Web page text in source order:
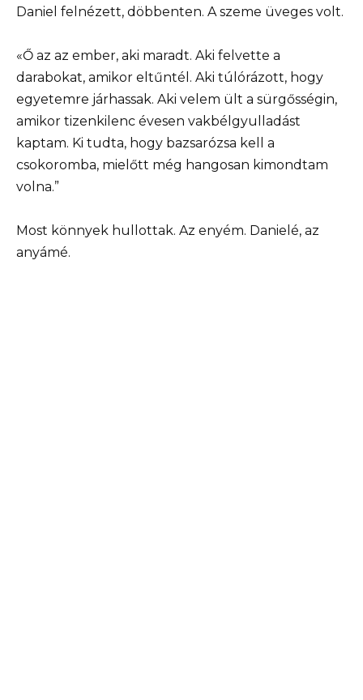
Daniel felnézett, döbbenten. A szeme üveges volt.
«Ő az az ember, aki maradt. Aki felvette a
darabokat, amikor eltűntél. Aki túlórázott, hogy
egyetemre járhassak. Aki velem ült a sürgősségin,
amikor tizenkilenc évesen vakbélgyulladást
kaptam. Ki tudta, hogy bazsarózsa kell a
csokoromba, mielőtt még hangosan kimondtam
volna.”
Most könnyek hullottak. Az enyém. Danielé, az
anyámé.